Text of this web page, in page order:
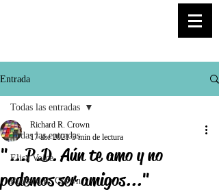
Entrada
Todas las entradas
Elisa Voice
Richard R. Crown
Todas las entradas
"...P.D. Aún te amo y no
podemos ser amigos..."
Richard R. Crown
17 abr 2021 5 min de lectura